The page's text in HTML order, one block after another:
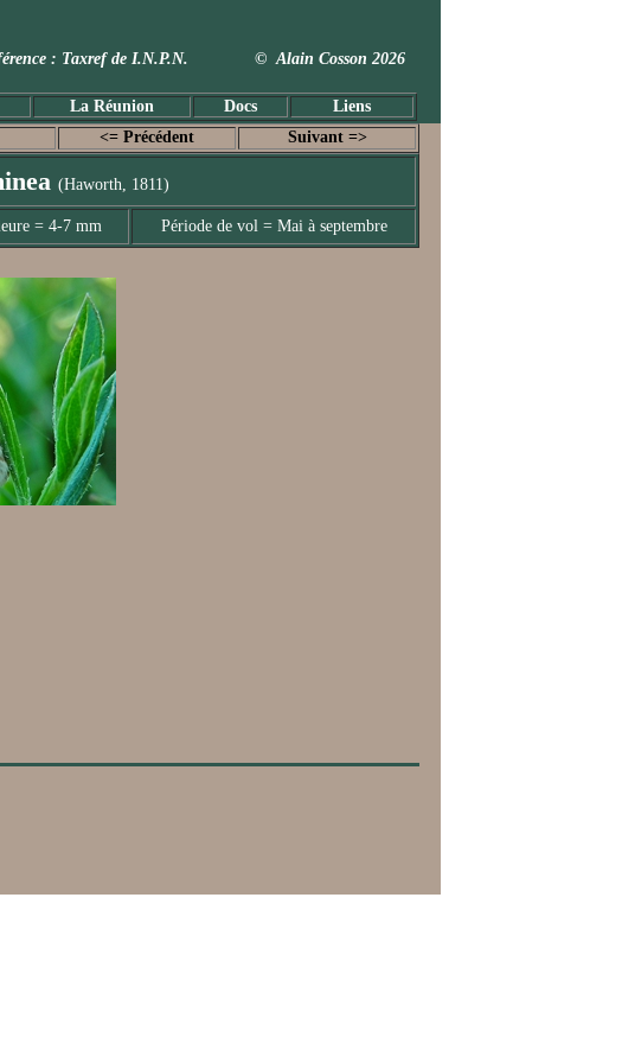
: Taxref de I.N.P.N. © Alain Cosson 2026
La Réunion Docs Liens
<= Précédent Suivant =>
(Haworth, 1811)
= 4-7 mm Période de vol = Mai à septembre